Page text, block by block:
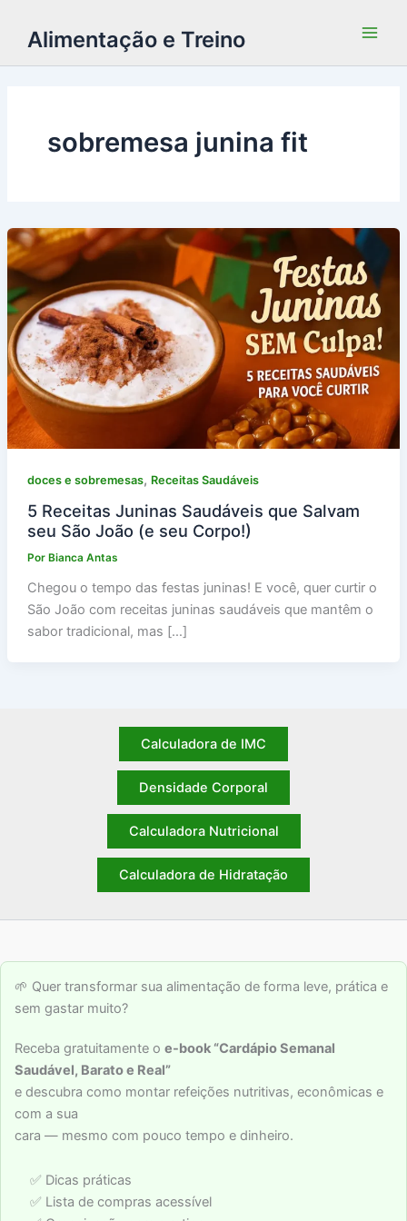
Alimentação e Treino
sobremesa junina fit
doces e sobremesas, Receitas Saudáveis
5 Receitas Juninas Saudáveis que Salvam
seu São João (e seu Corpo!)
Por Bianca Antas
Chegou o tempo das festas juninas! E você, quer curtir o
São João com receitas juninas saudáveis que mantêm o
sabor tradicional, mas […]
Calculadora de IMC
Densidade Corporal
Calculadora Nutricional
Calculadora de Hidratação
🌱 Quer transformar sua alimentação de forma leve, prática e
sem gastar muito?
Receba gratuitamente o e-book “Cardápio Semanal
Saudável, Barato e Real”
e descubra como montar refeições nutritivas, econômicas e
com a sua
cara — mesmo com pouco tempo e dinheiro.
✅ Dicas práticas
✅ Lista de compras acessível